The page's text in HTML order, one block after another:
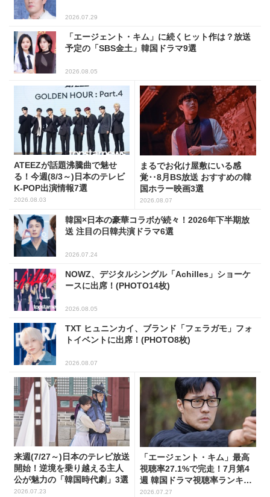
2026.07.29
「エージェント・キム」に続くヒット作は？放送
予定の「SBS金土」韓国ドラマ9選
2026.08.05
ATEEZが話題沸騰曲で魅せ
る！今週(8/3～)日本のテレビ
K-POP出演情報7選
2026.08.03
まるでお化け屋敷にいる感
覚‥8月BS放送 おすすめの韓
国ホラー映画3選
2026.08.07
韓国×日本の豪華コラボが続々！2026年下半期放
送 注目の日韓共演ドラマ6選
2026.07.24
NOWZ、デジタルシングル「Achilles」ショーケ
ースに出席！(PHOTO14枚)
2026.08.05
TXT ヒュニンカイ、ブランド「フェラガモ」フォ
トイベントに出席！(PHOTO8枚)
2026.08.07
来週(7/27～)日本のテレビ放送
開始！逆境を乗り越える主人
公が魅力の「韓国時代劇」3選
2026.07.23
「エージェント・キム」最高
視聴率27.1%で完走！7月第4
週 韓国ドラマ視聴率ランキン
グ
2026.07.27